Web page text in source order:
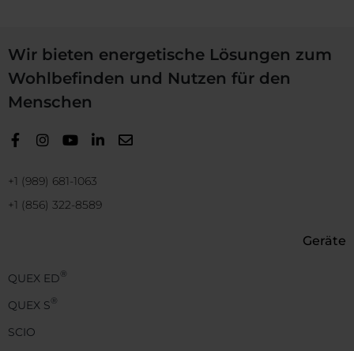
Wir bieten energetische Lösungen zum
Wohlbefinden und Nutzen für den
Menschen
+1 (989) 681-1063
+1 (856) 322-8589
Geräte
QUEX ED®
QUEX S®
SCIO